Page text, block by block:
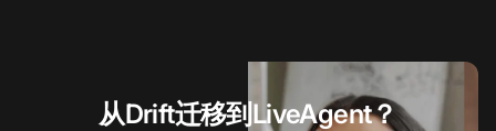
从Drift迁移到LiveAgent？